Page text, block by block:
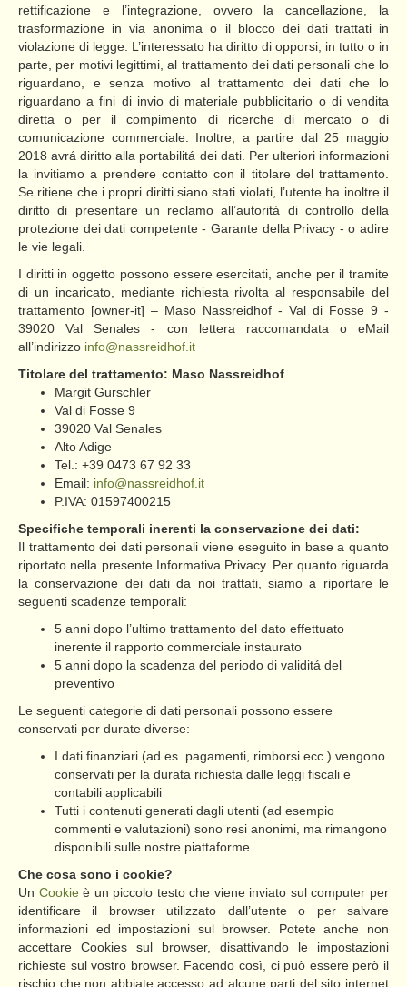
rettificazione e l’integrazione, ovvero la cancellazione, la
trasformazione in via anonima o il blocco dei dati trattati in
violazione di legge. L’interessato ha diritto di opporsi, in tutto o in
parte, per motivi legittimi, al trattamento dei dati personali che lo
riguardano, e senza motivo al trattamento dei dati che lo
riguardano a fini di invio di materiale pubblicitario o di vendita
diretta o per il compimento di ricerche di mercato o di
comunicazione commerciale. Inoltre, a partire dal 25 maggio
2018 avrá diritto alla portabilitá dei dati. Per ulteriori informazioni
la invitiamo a prendere contatto con il titolare del trattamento.
Se ritiene che i propri diritti siano stati violati, l’utente ha inoltre il
diritto di presentare un reclamo all’autorità di controllo della
protezione dei dati competente - Garante della Privacy - o adire
le vie legali.
I diritti in oggetto possono essere esercitati, anche per il tramite
di un incaricato, mediante richiesta rivolta al responsabile del
trattamento [owner-it] – Maso Nassreidhof - Val di Fosse 9 -
39020 Val Senales - con lettera raccomandata o eMail
all’indirizzo info@nassreidhof.it
Titolare del trattamento: Maso Nassreidhof
Margit Gurschler
Val di Fosse 9
39020 Val Senales
Alto Adige
Tel.: +39 0473 67 92 33
Email: info@nassreidhof.it
P.IVA: 01597400215
Specifiche temporali inerenti la conservazione dei dati:
Il trattamento dei dati personali viene eseguito in base a quanto
riportato nella presente Informativa Privacy. Per quanto riguarda
la conservazione dei dati da noi trattati, siamo a riportare le
seguenti scadenze temporali:
5 anni dopo l’ultimo trattamento del dato effettuato
inerente il rapporto commerciale instaurato
5 anni dopo la scadenza del periodo di validitá del
preventivo
Le seguenti categorie di dati personali possono essere
conservati per durate diverse:
I dati finanziari (ad es. pagamenti, rimborsi ecc.) vengono
conservati per la durata richiesta dalle leggi fiscali e
contabili applicabili
Tutti i contenuti generati dagli utenti (ad esempio
commenti e valutazioni) sono resi anonimi, ma rimangono
disponibili sulle nostre piattaforme
Che cosa sono i cookie?
Un Cookie è un piccolo testo che viene inviato sul computer per
identificare il browser utilizzato dall’utente o per salvare
informazioni ed impostazioni sul browser. Potete anche non
accettare Cookies sul browser, disattivando le impostazioni
richieste sul vostro browser. Facendo così, ci può essere però il
rischio che non abbiate accesso ad alcune parti del sito internet